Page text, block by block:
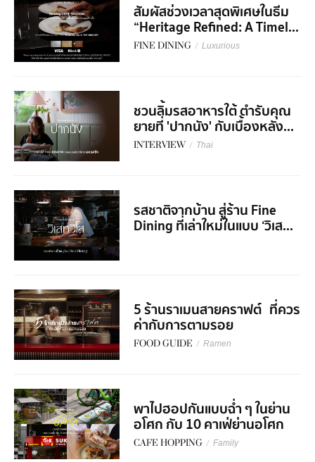
สัมผัสช่วงเวลาสุดพิเศษในธีม
“Heritage Refined: A Timel...
FINE DINING / Luxurious
ชวนลิ้มรสอาหารใต้ ตำรับคุณ
ยายที่ 'ปากนัง' กับเบื้องหลัง...
INTERVIEW / Thai
รสชาติจากบ้าน สู่ร้าน Fine
Dining ที่เล่าใหม่ในแบบ ‘วิเส...
5 ร้านราเมนสายคราฟต์ ที่ควร
ค่ากับการตามรอย
FOOD GUIDE / Ramen
พาไปฮอปกันแบบฉ่ำ ๆ ในย่าน
อโศก กับ 10 คาเฟ่ย่านอโศก
CAFE HOPPING / Family